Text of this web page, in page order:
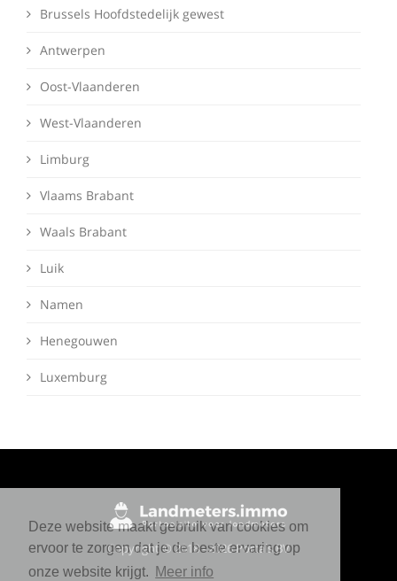
Deze website maakt gebruik van cookies om
ervoor te zorgen dat je de beste ervaring op
onze website krijgt. Meer info
Brussels Hoofdstedelijk gewest
Antwerpen
Oost-Vlaanderen
West-Vlaanderen
Limburg
Vlaams Brabant
Waals Brabant
Luik
Namen
Henegouwen
Luxemburg
Copyright © 2018 - 2026 Portals BV